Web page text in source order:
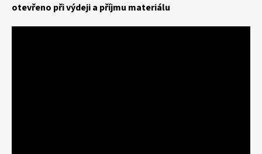
otevřeno při výdeji a příjmu materiálu